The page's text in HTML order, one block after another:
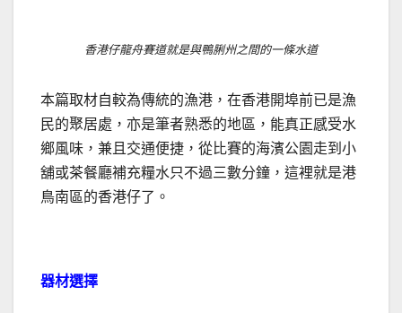
香港仔龍舟賽道就是與鴨脷州之間的一條水道
本篇取材自較為傳統的漁港，在香港開埠前已是漁
民的聚居處，亦是筆者熟悉的地區，能真正感受水
鄉風味，兼且交通便捷，從比賽的海濱公園走到小
舖或茶餐廳補充糧水只不過三數分鐘，這裡就是港
鳥南區的香港仔了。
器材選擇